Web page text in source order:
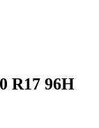
R17 96H